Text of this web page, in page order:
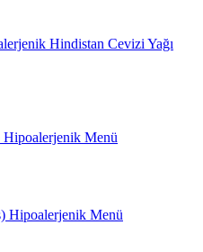
Hindistan Cevizi Yağı
Menü
Hipoalerjenik Menü